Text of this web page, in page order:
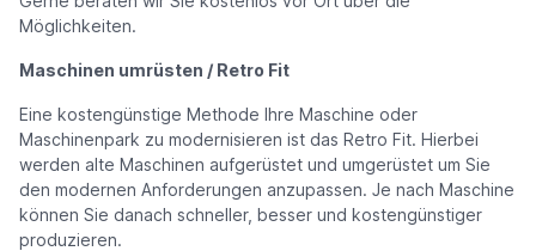
Möglichkeiten.
Maschinen umrüsten / Retro Fit
Eine kostengünstige Methode Ihre Maschine oder
Maschinenpark zu modernisieren ist das Retro Fit. Hierbei
werden alte Maschinen aufgerüstet und umgerüstet um Sie
den modernen Anforderungen anzupassen. Je nach Maschine
können Sie danach schneller, besser und kostengünstiger
produzieren.